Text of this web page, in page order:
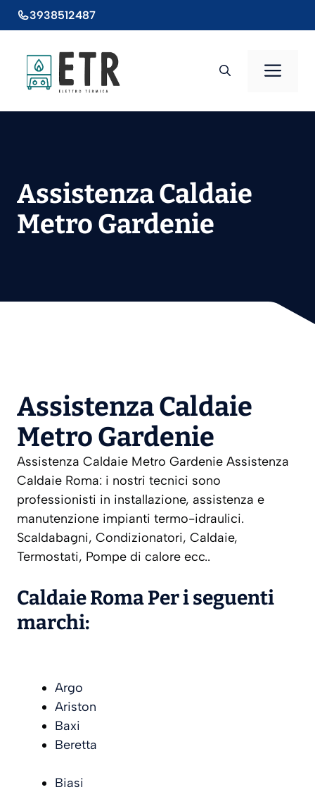
al
3938512487
Assistenza Caldaie
Metro Gardenie
Assistenza Caldaie
Metro Gardenie
Assistenza Caldaie Metro Gardenie Assistenza
Caldaie Roma: i nostri tecnici sono
professionisti in installazione, assistenza e
manutenzione impianti termo-idraulici.
Scaldabagni, Condizionatori, Caldaie,
Termostati, Pompe di calore ecc..
Caldaie Roma Per i seguenti
marchi:
Argo
Ariston
Baxi
Beretta
Biasi